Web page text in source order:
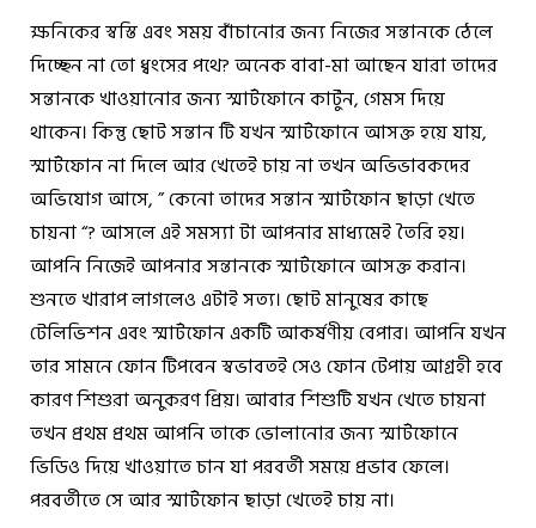
ক্ষনিকের স্বস্তি এবং সময় বাঁচানোর জন্য নিজের সন্তানকে ঠেলে
দিচ্ছেন না তো ধ্বংসের পথে? অনেক বাবা-মা আছেন যারা তাদের
সন্তানকে খাওয়ানোর জন্য স্মার্টফোনে কার্টুন, গেমস দিয়ে
থাকেন। কিন্তু ছোট সন্তান টি যখন স্মার্টফোনে আসক্ত হয়ে যায়,
স্মার্টফোন না দিলে আর খেতেই চায় না তখন অভিভাবকদের
অভিযোগ আসে, ” কেনো তাদের সন্তান স্মার্টফোন ছাড়া খেতে
চায়না “? আসলে এই সমস্যা টা আপনার মাধ্যমেই তৈরি হয়।
আপনি নিজেই আপনার সন্তানকে স্মার্টফোনে আসক্ত করান।
শুনতে খারাপ লাগলেও এটাই সত্য। ছোট মানুষের কাছে
টেলিভিশন এবং স্মার্টফোন একটি আকর্ষণীয় বেপার। আপনি যখন
তার সামনে ফোন টিপবেন স্বভাবতই সেও ফোন টেপায় আগ্রহী হবে
কারণ শিশুরা অনুকরণ প্রিয়। আবার শিশুটি যখন খেতে চায়না
তখন প্রথম প্রথম আপনি তাকে ভোলানোর জন্য স্মার্টফোনে
ভিডিও দিয়ে খাওয়াতে চান যা পরবর্তী সময়ে প্রভাব ফেলে।
পরবর্তীতে সে আর স্মার্টফোন ছাড়া খেতেই চায় না।